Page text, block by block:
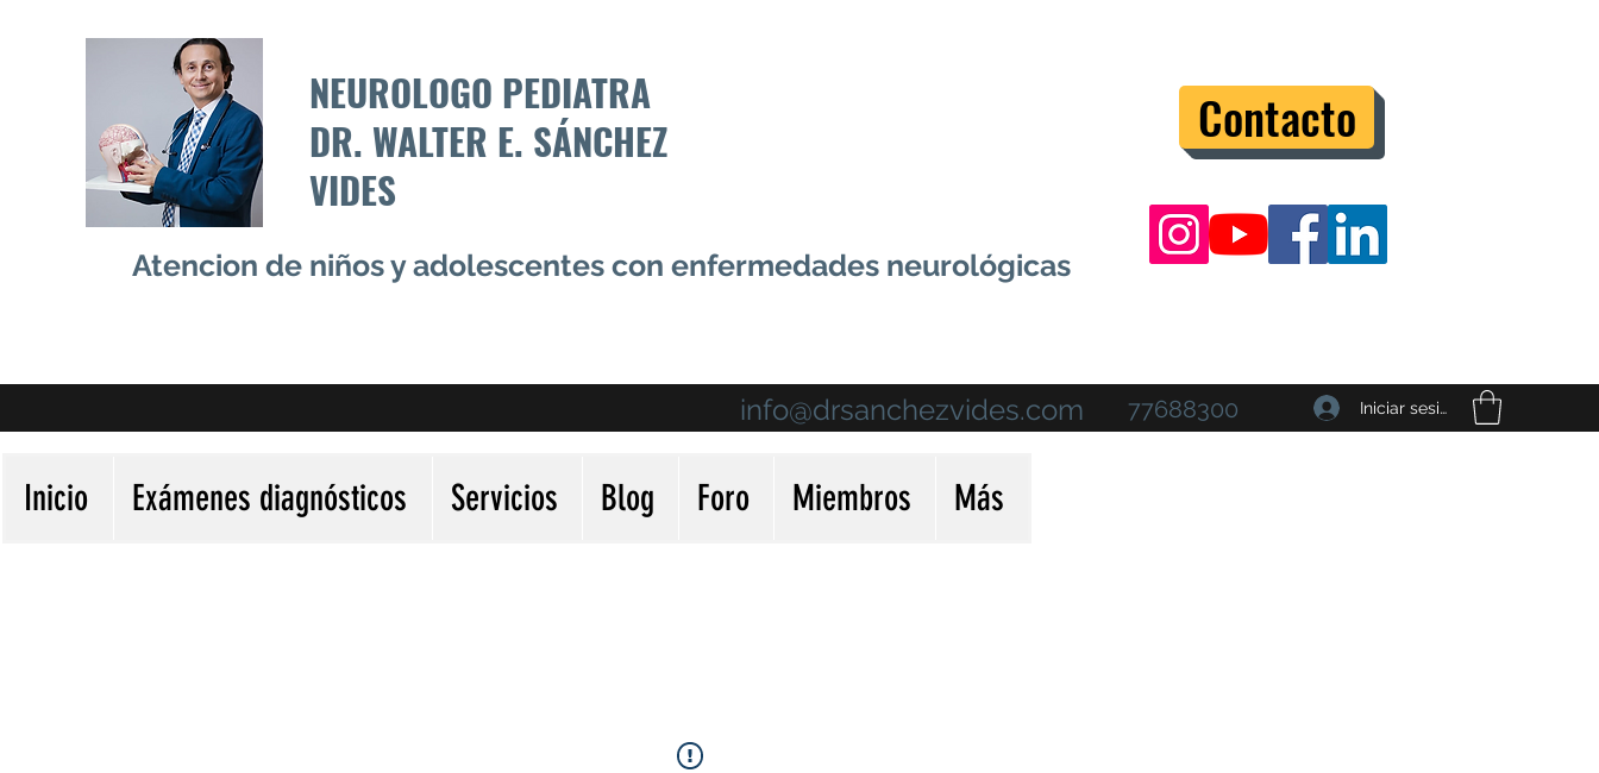
NEUROLOGO PEDIATRA
DR. WALTER E. SÁNCHEZ
VIDES
Atencion de niños y adolescentes con enfermedades neurológicas
Contacto
info@drsanchezvides.com 77688300 Iniciar sesión
Inicio Exámenes diagnósticos Servicios Blog Foro Miembros Más